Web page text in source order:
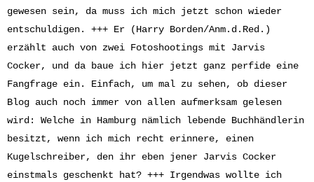
gewesen sein, da muss ich mich jetzt schon wieder
entschuldigen. +++ Er (Harry Borden/Anm.d.Red.)
erzählt auch von zwei Fotoshootings mit Jarvis
Cocker, und da baue ich hier jetzt ganz perfide eine
Fangfrage ein. Einfach, um mal zu sehen, ob dieser
Blog auch noch immer von allen aufmerksam gelesen
wird: Welche in Hamburg nämlich lebende Buchhändlerin
besitzt, wenn ich mich recht erinnere, einen
Kugelschreiber, den ihr eben jener Jarvis Cocker
einstmals geschenkt hat? +++ Irgendwas wollte ich